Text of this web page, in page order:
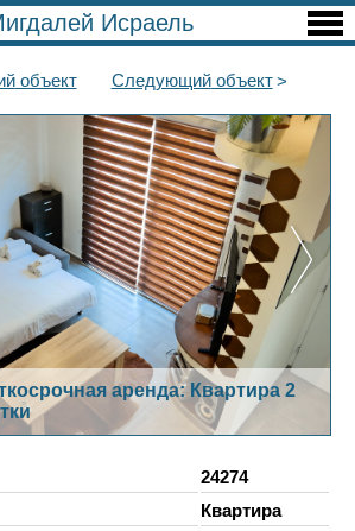
Исраель
объект Следующийобъект
аренда: Квартира 2
24274
Квартира